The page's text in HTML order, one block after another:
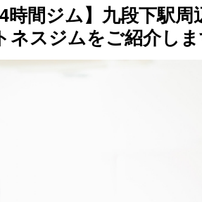
時間ジム】九段下駅
ネスジムをご紹介しま